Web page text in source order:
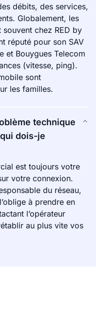
débits, des services,
Globalement, les
chez RED by
réputé pour son SAV
et Bouygues Telecom
(vitesse, ping).
sont
les familles.
technique
dois-je
est toujours votre
votre connexion.
du réseau,
à prendre en
l’opérateur
au plus vite vos